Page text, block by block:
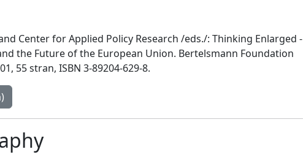
Center for Applied Policy Research /eds./: Thinking Enlarged -
the Future of the European Union. Bertelsmann Foundation
55 stran, ISBN 3-89204-629-8.